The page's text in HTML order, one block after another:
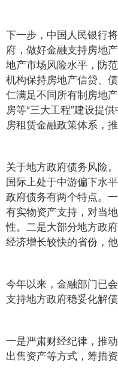
下一步，中国人民银行
府，做好金融支持房地
地产市场风险水平，防
机构保持房地产信贷、
仁满足不同所有制房地
房等“三大工程”建设提
房租赁金融政策体系，
关于地方政府债务风险
国际上处于中游偏下水
政府债务有两个特点。
有实物资产支持，对当
性。二是大部分地方政
经济增长较快的省份，
今年以来，金融部门已
支持地方政府稳妥化解债
一是严肃财经纪律，推
出售资产等方式，筹措资